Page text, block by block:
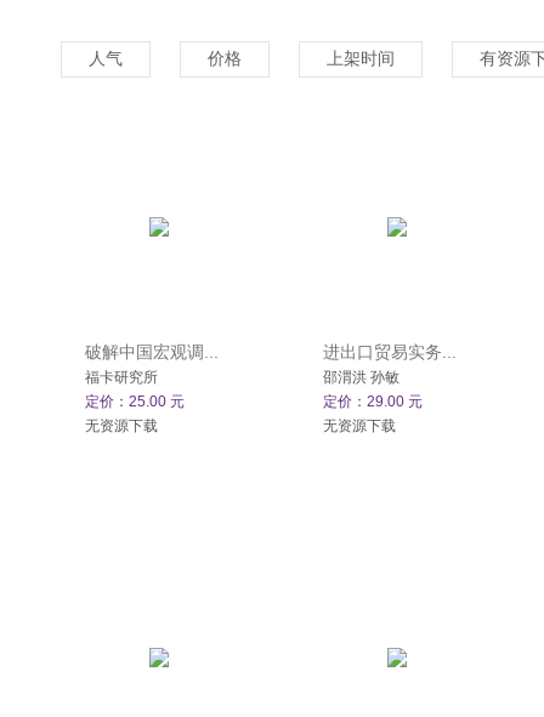
人气 价格 上架时间 有资源
破解中国宏观调...
福卡研究所
定价：25.00 元
无资源下载
进出口贸易实务...
邵渭洪 孙敏
定价：29.00 元
无资源下载